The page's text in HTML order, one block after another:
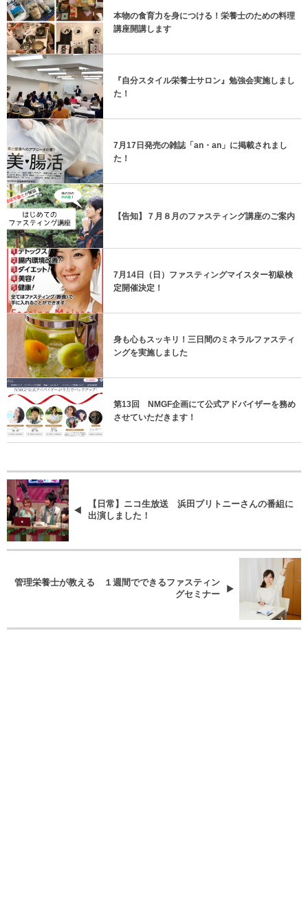
本物の食育力を身につける！栄養士のための料理
講座開講します
『自分スタイル栄養士サロン』勉強会実施しまし
た！
7月17日発売の雑誌「an・an」に掲載されまし
た！
【告知】７月８月のファスティング講座のご案内
7月14日（日）ファスティングマイスター初級検
定開催決定！
身も心もスッキリ！三日間のミネラルファスティ
ングを実施しました
第13回 NMGF企画にて公式アドバイザーを務め
させていただきます！
【日常】ニコ生放送 浜田ブリトニーさんの番組に
出演しました！
管理栄養士が教える １週間でできるファスティン
グセミナー